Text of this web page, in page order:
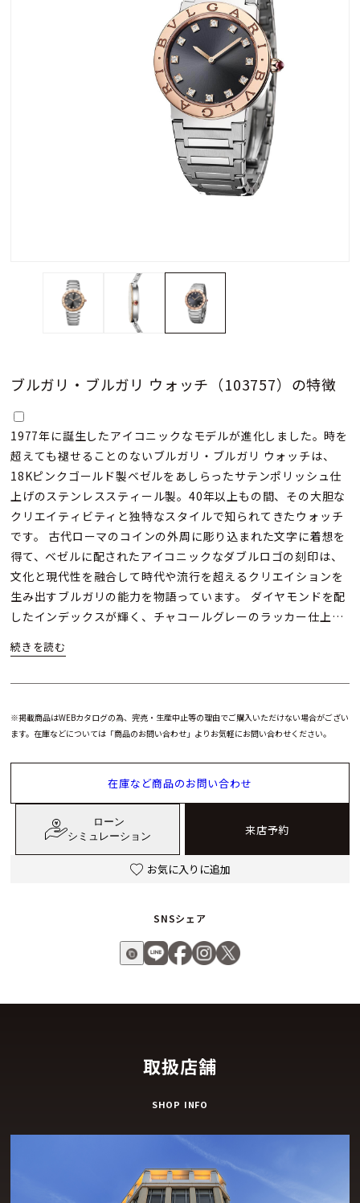
ブルガリ・ブルガリ ウォッチ（103757）の特徴
1977年に誕生したアイコニックなモデルが進化しました。時を
超えても褪せることのないブルガリ・ブルガリ ウォッチは、
18Kピンクゴールド製ベゼルをあしらったサテンポリッシュ仕
上げのステンレススティール製。40年以上もの間、その大胆な
クリエイティビティと独特なスタイルで知られてきたウォッチ
です。 古代ローマのコインの外周に彫り込まれた文字に着想を
得て、ベゼルに配されたアイコニックなダブルロゴの刻印は、
文化と現代性を融合して時代や流行を超えるクリエイションを
生み出すブルガリの能力を物語っています。 ダイヤモンドを配
したインデックスが輝く、チャコールグレーのラッカー仕上げ
※掲載商品はWEBカタログの為、完売・生産中止等の理由でご購入いただけない場合がござい
ます。在庫などについては「商品のお問い合わせ」よりお気軽にお問い合わせください。
在庫など商品のお問い合わせ
ローン
シミュレーション
来店予約
お気に入りに追加
SNSシェア
取扱店舗
SHOP INFO